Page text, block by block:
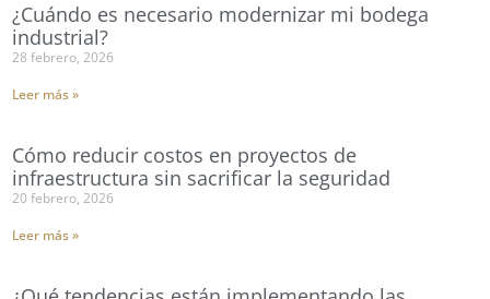
¿Cuándo es necesario modernizar mi bodega
industrial?
28 febrero, 2026
Leer más »
Cómo reducir costos en proyectos de
infraestructura sin sacrificar la seguridad
20 febrero, 2026
Leer más »